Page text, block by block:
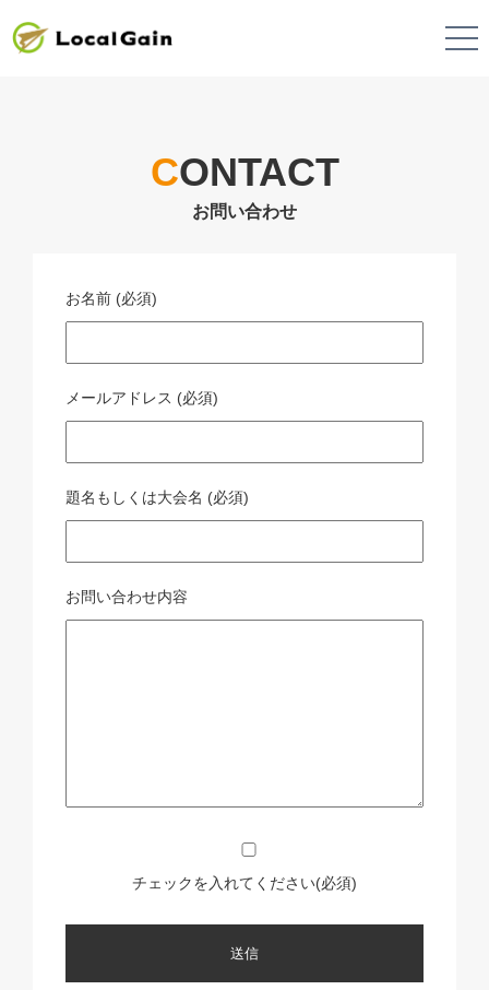
CONTACT
お名前 (必須)
メールアドレス (必須)
題名もしくは大会名 (必須)
お問い合わせ内容
チェックを入れてください(必須)